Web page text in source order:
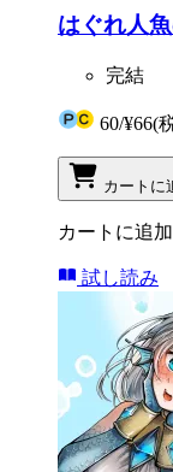
はぐれ人
完結
60/¥66(
カートに
カートに追
試し読み